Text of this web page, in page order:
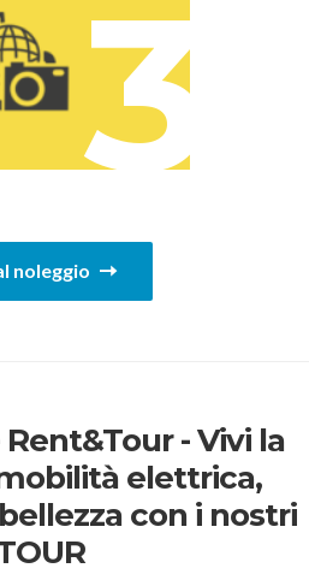
3
noleggio
- Vivi la
elettrica,
con i nostri